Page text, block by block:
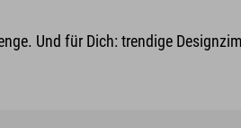
Und für Dich: trendige